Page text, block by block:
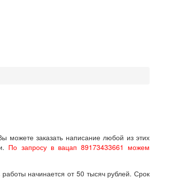
можете заказать написание любой из этих
По запросу в вацап 89173433661 можем
начинается от 50 тысяч рублей. Срок